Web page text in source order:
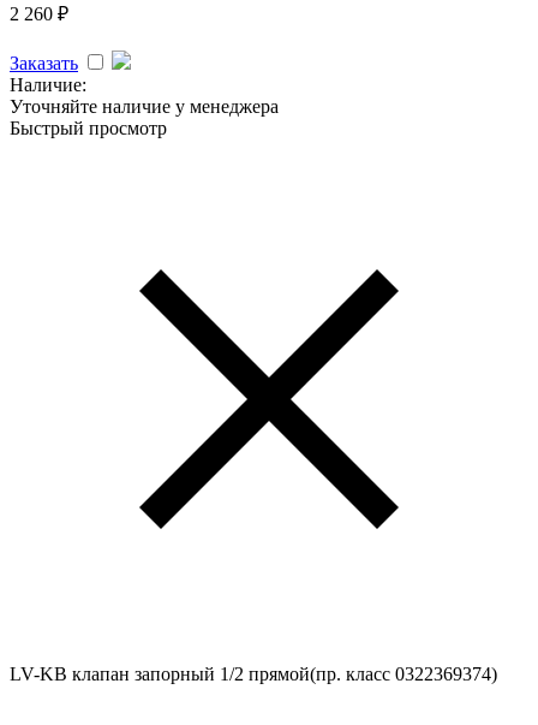
2 260 ₽
Заказать
Наличие:
Уточняйте наличие у менеджера
Быстрый просмотр
LV-KB клапан запорный 1/2 прямой(пр. класс 0322369374)